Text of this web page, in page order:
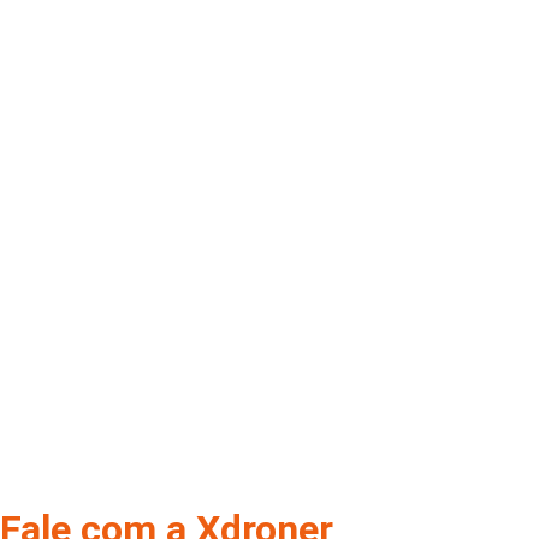
Fale com a Xdroner